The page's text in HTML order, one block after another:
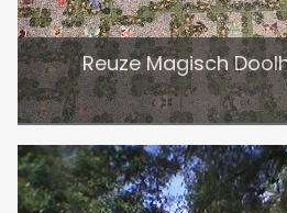
Reuze Magisch